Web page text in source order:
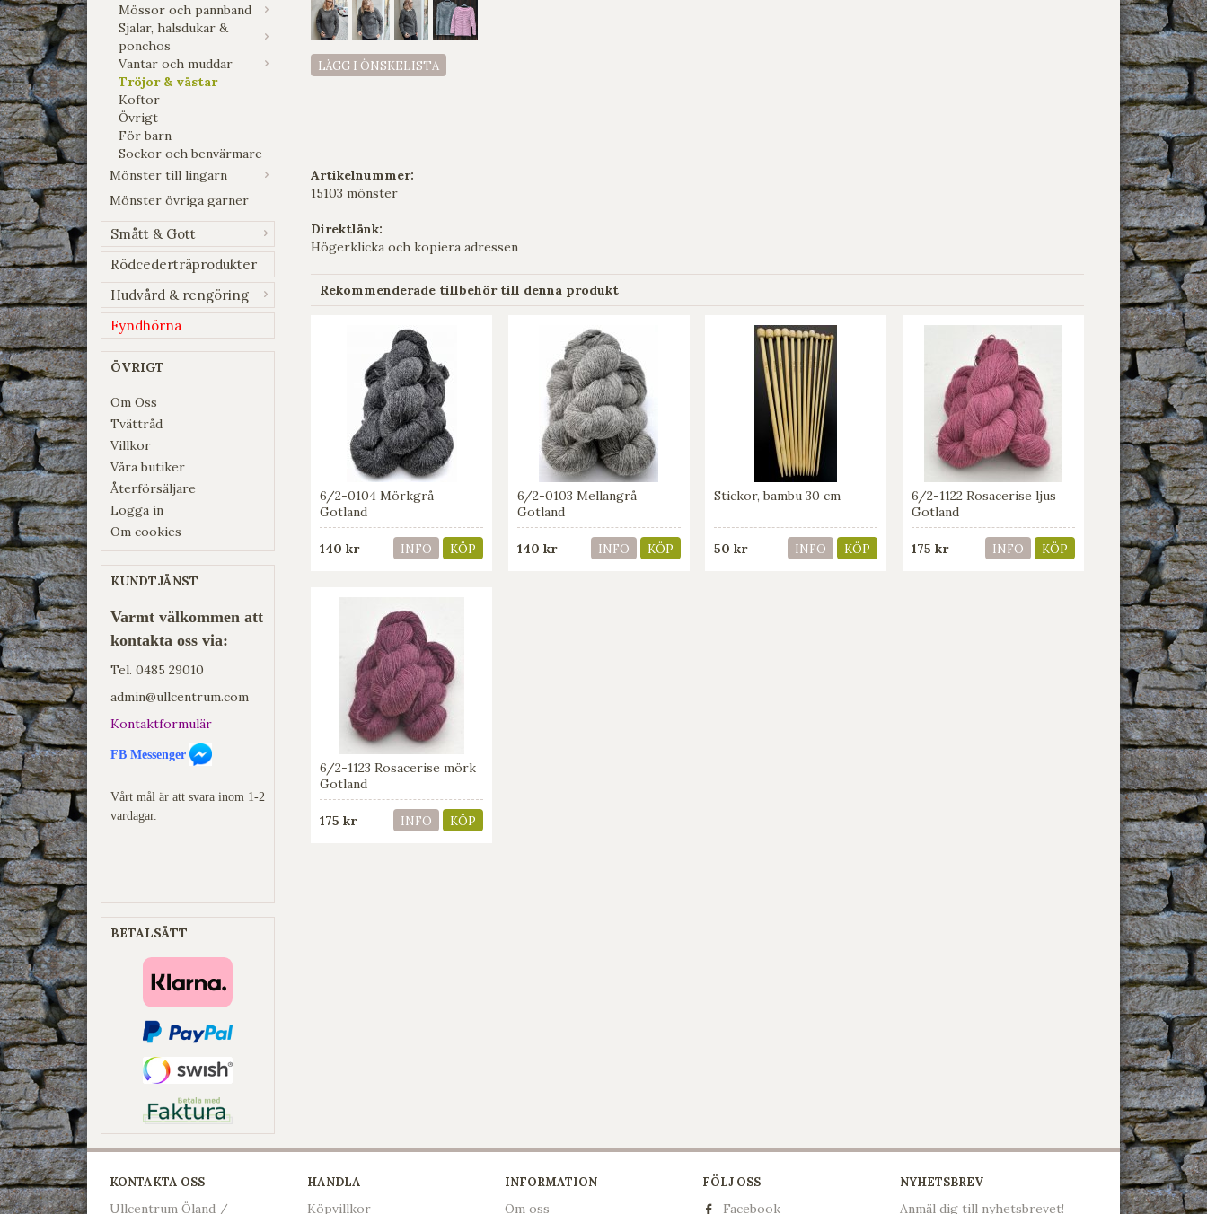
Mössor och pannband
Sjalar, halsdukar &
ponchos
Vantar och muddar
Tröjor & västar
Koftor
Övrigt
För barn
Sockor och benvärmare
Mönster till lingarn
Mönster övriga garner
Smått & Gott
Rödcederträprodukter
Hudvård & rengöring
Fyndhörna
ÖVRIGT
Om Oss
Tvättråd
Villkor
Våra butiker
Återförsäljare
Logga in
Om cookies
KUNDTJÄNST
Varmt välkommen att
kontakta oss via:
Tel. 0485 29010
admin@ullcentrum.com
Kontaktformulär
FB Messenger
Vårt mål är att svara inom 1-2
vardagar.
BETALSÄTT
LÄGG I ÖNSKELISTA
Artikelnummer:
15103 mönster
Direktlänk:
Högerklicka och kopiera adressen
Rekommenderade tillbehör till denna produkt
6/2-0104 Mörkgrå
Gotland
140 kr INFO KÖP
6/2-0103 Mellangrå
Gotland
140 kr INFO KÖP
Stickor, bambu 30 cm
50 kr INFO KÖP
6/2-1122 Rosacerise ljus
Gotland
175 kr INFO KÖP
6/2-1123 Rosacerise mörk
Gotland
175 kr INFO KÖP
KONTAKTA OSS
Ullcentrum Öland /
HANDLA
Köpvillkor
INFORMATION
Om oss
FÖLJ OSS
Facebook
NYHETSBREV
Anmäl dig till nyhetsbrevet!